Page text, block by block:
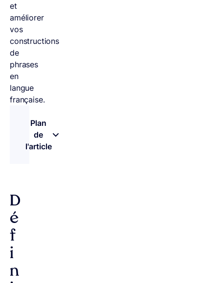
et
améliorer
vos
constructions
de
phrases
en
langue
française.
Plan
de
l'article
D
é
f
i
n